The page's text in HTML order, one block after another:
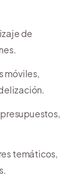
de
móviles,
temáticos,